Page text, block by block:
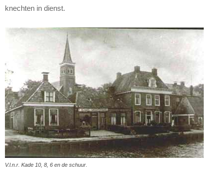
knechten in dienst.
V.l.n.r. Kade 10, 8, 6 en de schuur.